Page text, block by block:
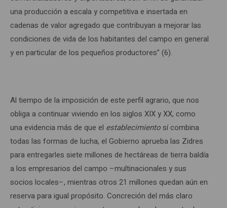
una producción a escala y competitiva e insertada en
cadenas de valor agregado que contribuyan a mejorar las
condiciones de vida de los habitantes del campo en general
y en particular de los pequeños productores” (6).
Al tiempo de la imposición de este perfil agrario, que nos
obliga a continuar viviendo en los siglos XIX y XX, como
una evidencia más de que el establecimientosí combina
todas las formas de lucha, el Gobierno aprueba las Zidres
para entregarles siete millones de hectáreas de tierra baldía
a los empresarios del campo –multinacionales y sus
socios locales–, mientras otros 21 millones quedan aún en
reserva para igual propósito. Concreción del más claro